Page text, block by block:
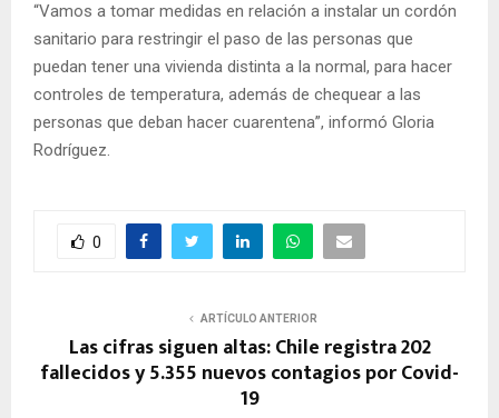
“Vamos a tomar medidas en relación a instalar un cordón
sanitario para restringir el paso de las personas que
puedan tener una vivienda distinta a la normal, para hacer
controles de temperatura, además de chequear a las
personas que deban hacer cuarentena”, informó Gloria
Rodríguez.
0
ARTÍCULO ANTERIOR
Las cifras siguen altas: Chile registra 202
fallecidos y 5.355 nuevos contagios por Covid-
19